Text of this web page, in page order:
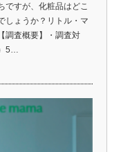
ですが、化粧品はどこ
しょうか？リトル・マ
調査概要】・調査対
5…